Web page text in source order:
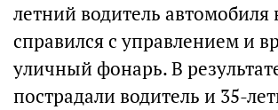
летний водитель автомобиля
справился с управлением и
уличный фонарь. В
пострадали водитель и 35-